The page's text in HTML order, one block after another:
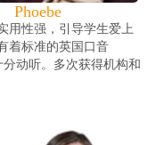
Phoebe
用性强，引导学生爱上
着标准的英国口音
分动听。多次获得机构和